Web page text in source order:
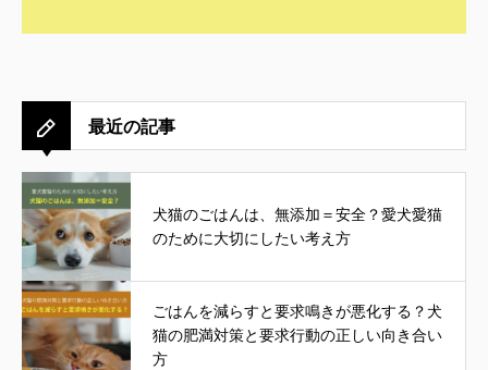
最近の記事
犬猫のごはんは、無添加＝安全？愛犬愛猫
のために大切にしたい考え方
ごはんを減らすと要求鳴きが悪化する？犬
猫の肥満対策と要求行動の正しい向き合い
方